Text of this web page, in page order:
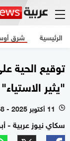
الرئيسية شرق
توقيع الحية
"يثير الاستياء"
l 11 أكتوبر 2025 - 18:58 بتوقيت أبوظبي
سكاي نيوز عربية -